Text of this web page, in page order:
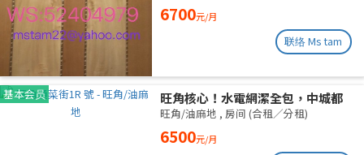
6700元/月
联络 Ms tam
基本会员
旺角核心！水電網潔全包，中城都
理大通勤黨
旺角/油麻地 , 房间 (合租／分租)
6500元/月